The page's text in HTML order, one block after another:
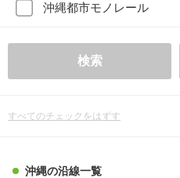
沖縄都市モノレール
検索
すべてのチェックをはずす
沖縄の沿線一覧